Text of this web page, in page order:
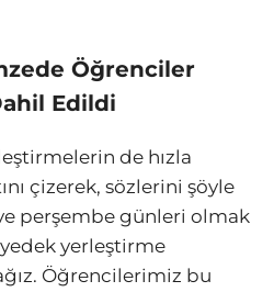
Öğrenciler
Edildi
de hızla
çizerek, sözlerini şöyle
perşembe günleri olmak
yerleştirme
Öğrencilerimiz bu